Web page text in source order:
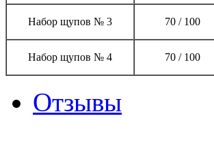
Набор щупов № 3 70 / 100
Набор щупов № 4 70 / 100
Отзывы